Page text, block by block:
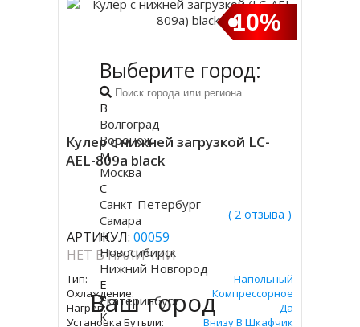
10%
Кулер с нижней загрузкой LC-
AEL-809a black
( 2 отзыва )
АРТИКУЛ: 00059
НЕТ В НАЛИЧИИ
Тип:
Напольный
Охлаждение:
Компрессорное
Нагрев:
Да
Установка Бутыли:
Внизу В Шкафчик
Ваш город
Выберите город:
В
Волгоград
Воронеж
М
Москва
С
Санкт-Петербург
Самара
Н
Новосибирск
Нижний Новгород
Е
Екатеринбург
К